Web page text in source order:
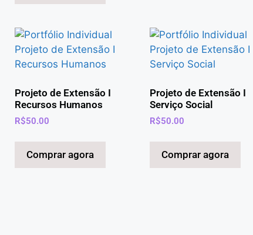
Projeto de Extensão I
Recursos Humanos
R$50.00
Comprar agora
Projeto de Extensão I
Serviço Social
R$50.00
Comprar agora